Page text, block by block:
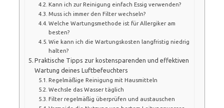
Kann ich zur Reinigung einfach Essig verwenden?
Muss ich immer den Filter wechseln?
Welche Wartungsmethode ist für Allergiker am
besten?
Wie kann ich die Wartungskosten langfristig niedrig
halten?
Praktische Tipps zur kostensparenden und effektiven
Wartung deines Luftbefeuchters
Regelmäßige Reinigung mit Hausmitteln
Wechsle das Wasser täglich
Filter regelmäßig überprüfen und austauschen